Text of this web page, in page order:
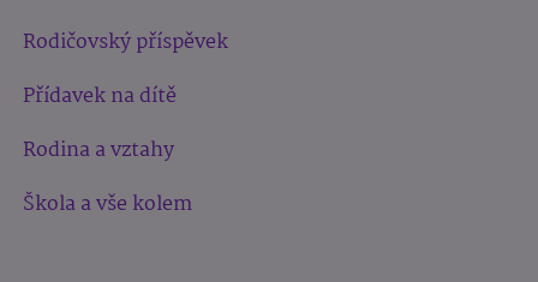
Rodičovský příspěvek
Přídavek na dítě
Rodina a vztahy
Škola a vše kolem